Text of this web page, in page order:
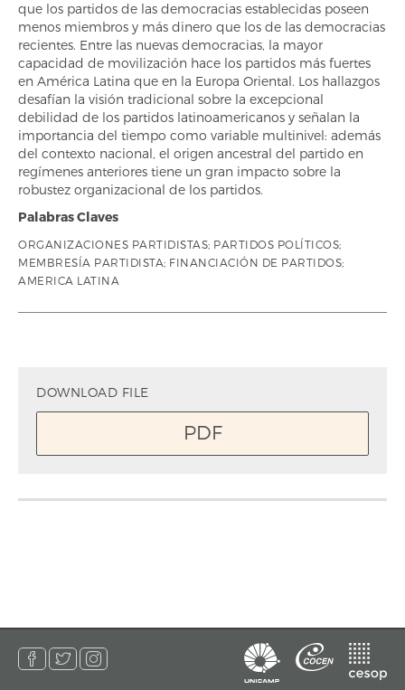
que los partidos de las democracias establecidas poseen
menos miembros y más dinero que los de las democracias
recientes. Entre las nuevas democracias, la mayor
capacidad de movilización hace los partidos más fuertes
en América Latina que en la Europa Oriental. Los hallazgos
desafían la visión tradicional sobre la excepcional
debilidad de los partidos latinoamericanos y señalan la
importancia del tiempo como variable multinivel: además
del contexto nacional, el origen ancestral del partido en
regímenes anteriores tiene un gran impacto sobre la
robustez organizacional de los partidos.
Palabras Claves
ORGANIZACIONES PARTIDISTAS; PARTIDOS POLÍTICOS;
MEMBRESÍA PARTIDISTA; FINANCIACIÓN DE PARTIDOS;
AMERICA LATINA
DOWNLOAD FILE
PDF